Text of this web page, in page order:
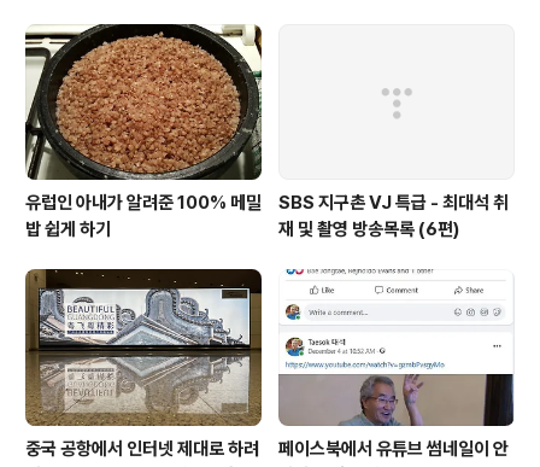
유럽인 아내가 알려준 100% 메밀
밥 쉽게 하기
SBS 지구촌 VJ 특급 - 최대석 취
재 및 촬영 방송목록 (6편)
중국 공항에서 인터넷 제대로 하려
페이스북에서 유튜브 썸네일이 안